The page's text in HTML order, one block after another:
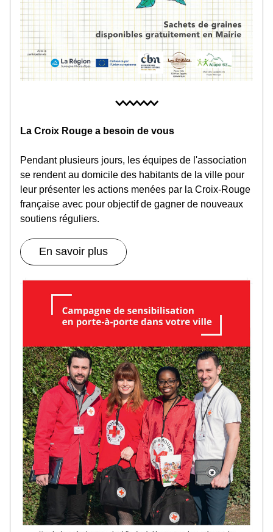
La Croix Rouge a besoin de vous
Pendant plusieurs jours, les équipes de l'association
se rendent au domicile des habitants de la ville pour
leur présenter les actions menées par la Croix-Rouge
française avec pour objectif de gagner de nouveaux
soutiens réguliers.
En savoir plus